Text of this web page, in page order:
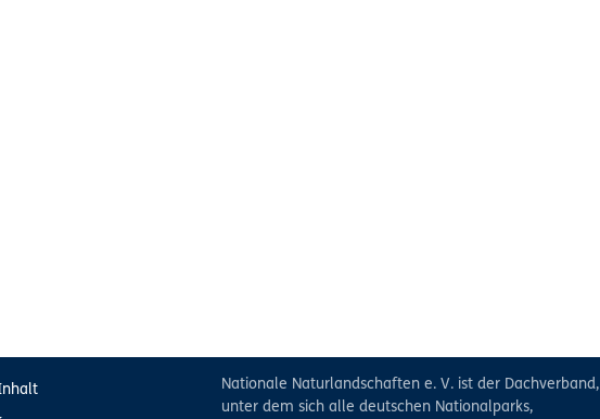
Nationale Naturlandschaften e. V. ist der Dachverband,
unter dem sich alle deutschen Nationalparks,